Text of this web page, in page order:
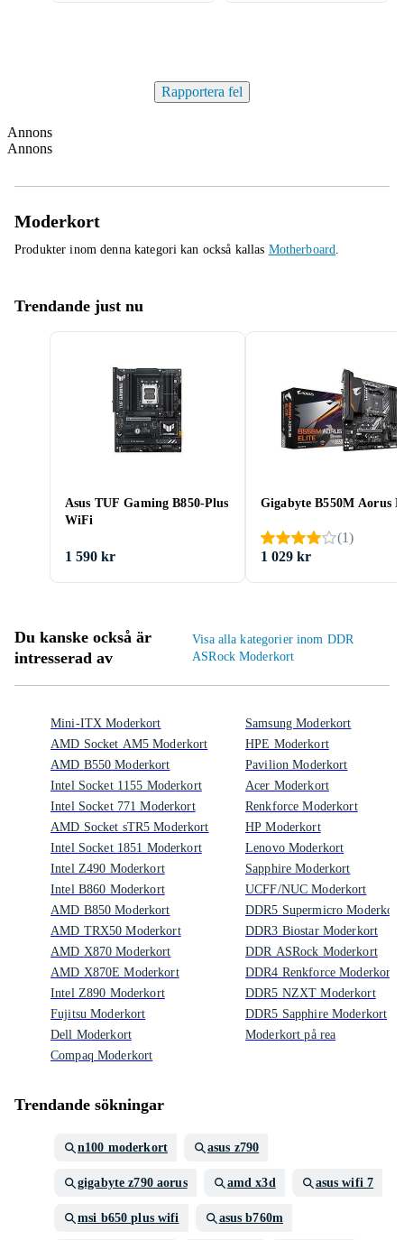
Rapportera fel
Annons
Annons
Moderkort
Produkter inom denna kategori kan också kallas Motherboard.
Trendande just nu
Asus TUF Gaming B850-Plus
WiFi
1 590 kr
Gigabyte B550M Aorus
(1)
1 029 kr
Du kanske också är
intresserad av
Visa alla kategorier inom DDR
ASRock Moderkort
Mini-ITX Moderkort
AMD Socket AM5 Moderkort
AMD B550 Moderkort
Intel Socket 1155 Moderkort
Intel Socket 771 Moderkort
AMD Socket sTR5 Moderkort
Intel Socket 1851 Moderkort
Intel Z490 Moderkort
Intel B860 Moderkort
AMD B850 Moderkort
AMD TRX50 Moderkort
AMD X870 Moderkort
AMD X870E Moderkort
Intel Z890 Moderkort
Fujitsu Moderkort
Dell Moderkort
Compaq Moderkort
Samsung Moderkort
HPE Moderkort
Pavilion Moderkort
Acer Moderkort
Renkforce Moderkort
HP Moderkort
Lenovo Moderkort
Sapphire Moderkort
UCFF/NUC Moderkort
DDR5 Supermicro Moderkort
DDR3 Biostar Moderkort
DDR ASRock Moderkort
DDR4 Renkforce Moderkort
DDR5 NZXT Moderkort
DDR5 Sapphire Moderkort
Moderkort på rea
Trendande sökningar
n100 moderkort asus z790
gigabyte z790 aorus amd x3d asus wifi 7
msi b650 plus wifi asus b760m